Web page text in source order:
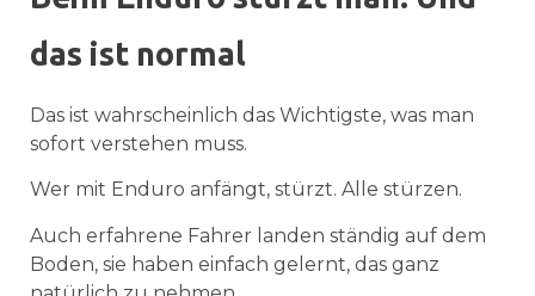
das ist normal
Das ist wahrscheinlich das Wichtigste, was man
sofort verstehen muss.
Wer mit Enduro anfängt, stürzt. Alle stürzen.
Auch erfahrene Fahrer landen ständig auf dem
Boden, sie haben einfach gelernt, das ganz